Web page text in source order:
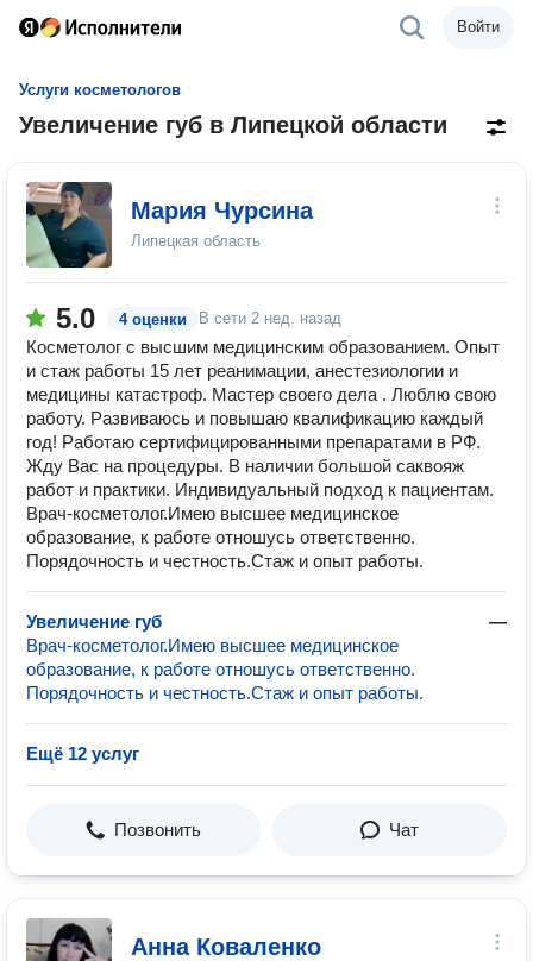
Войти
Услуги косметологов
Увеличение губ в Липецкой области
Мария Чурсина
Липецкая область
5.0 4 оценки В сети 2 нед. назад
Косметолог с высшим медицинским образованием. Опыт
и стаж работы 15 лет реанимации, анестезиологии и
медицины катастроф. Мастер своего дела . Люблю свою
работу. Развиваюсь и повышаю квалификацию каждый
год! Работаю сертифицированными препаратами в РФ.
Жду Вас на процедуры. В наличии большой саквояж
работ и практики. Индивидуальный подход к пациентам.
Врач-косметолог.Имею высшее медицинское
образование, к работе отношусь ответственно.
Порядочность и честность.Стаж и опыт работы.
Увеличение губ
—
Врач-косметолог.Имею высшее медицинское
образование, к работе отношусь ответственно.
Порядочность и честность.Стаж и опыт работы.
Ещё 12 услуг
Позвонить Чат
Анна Коваленко